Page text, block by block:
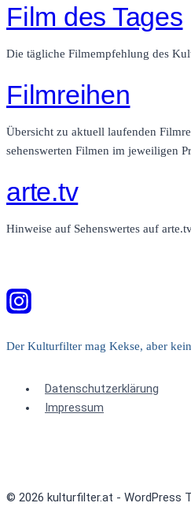
Film des Tages
Die tägliche Filmempfehlung des
Filmreihen
Übersicht zu aktuell laufenden
sehenswerten Filmen im jeweiligen
arte.tv
Hinweise auf Sehenswertes auf
Der Kulturfilter mag Kekse, aber
Datenschutzerklärung
Impressum
© 2026 kulturfilter.at - WordPress